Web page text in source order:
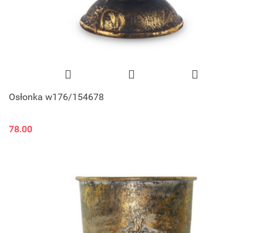
Osłonka w176/154678
78.00